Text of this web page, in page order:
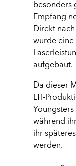
besonders
Empfang
Direkt
wurde eine
aufgebaut.
Da dieser
LTI-
während
ihr
werden.